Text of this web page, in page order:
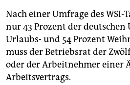
Nach einer Umfrage des WSI-
nur 43 Prozent der
Urlaubs- und 54 Prozent
muss der Betriebsrat der
oder der Arbeitnehmer einer
Arbeitsvertrags.